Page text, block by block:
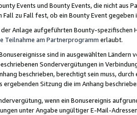
Events und Bounty Events, die nicht
Fall zu Fall fest, ob ein Bounty Event
Anlage aufgeführten Bounty-spezifischen
Teilnahme am Partnerprogramm erlaubt.
sind in ausgewählten Ländern
Sondervergütungen in
beschrieben, berechtigt sein muss,
ergebenden Sitzung die im Anhang
wenn ein Bonusereignis
unter Angabe ungültiger E-Mail-